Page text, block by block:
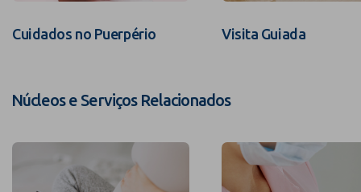
Cuidados no Puerpério Visita Guiada
Núcleos e Serviços Relacionados